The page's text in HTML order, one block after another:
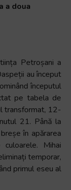
a doua
Petroșani a
au început
începutul
pe tabela de
transformat, 12-
21. Până la
în apărarea
Mihai
temporar,
primul eseu al